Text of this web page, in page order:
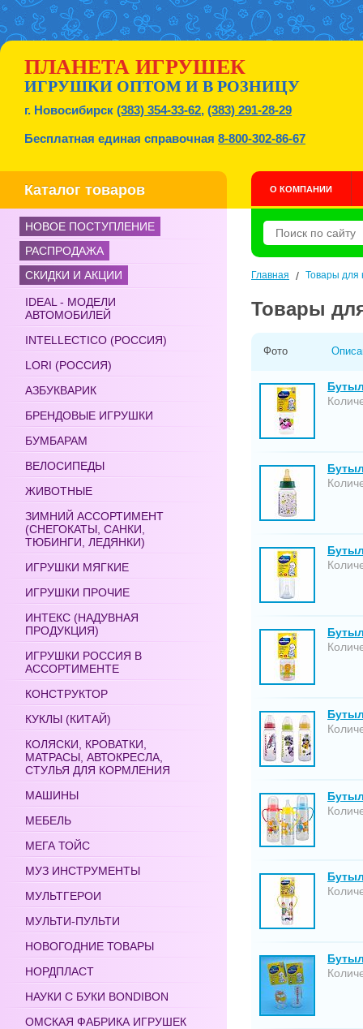
ПЛАНЕТА ИГРУШЕК
ИГРУШКИ ОПТОМ И В РОЗНИЦУ
г. Новосибирск (383) 354-33-62, (383) 291-28-29
Бесплатная единая справочная 8-800-302-86-67
Каталог товаров О КОМПАНИИ
НОВОЕ ПОСТУПЛЕНИЕ
РАСПРОДАЖА
СКИДКИ И АКЦИИ
IDEAL - МОДЕЛИ
АВТОМОБИЛЕЙ
INTELLECTICO (РОССИЯ)
LORI (РОССИЯ)
АЗБУКВАРИК
БРЕНДОВЫЕ ИГРУШКИ
БУМБАРАМ
ВЕЛОСИПЕДЫ
ЖИВОТНЫЕ
ЗИМНИЙ АССОРТИМЕНТ
(СНЕГОКАТЫ, САНКИ,
ТЮБИНГИ, ЛЕДЯНКИ)
ИГРУШКИ МЯГКИЕ
ИГРУШКИ ПРОЧИЕ
ИНТЕКС (НАДУВНАЯ
ПРОДУКЦИЯ)
ИГРУШКИ РОССИЯ В
АССОРТИМЕНТЕ
КОНСТРУКТОР
КУКЛЫ (КИТАЙ)
КОЛЯСКИ, КРОВАТКИ,
МАТРАСЫ, АВТОКРЕСЛА,
СТУЛЬЯ ДЛЯ КОРМЛЕНИЯ
МАШИНЫ
МЕБЕЛЬ
МЕГА ТОЙС
МУЗ ИНСТРУМЕНТЫ
МУЛЬТГЕРОИ
МУЛЬТИ-ПУЛЬТИ
НОВОГОДНИЕ ТОВАРЫ
НОРДПЛАСТ
НАУКИ С БУКИ BONDIBON
ОМСКАЯ ФАБРИКА ИГРУШЕК
Главная / Товары для
Товары
Фото